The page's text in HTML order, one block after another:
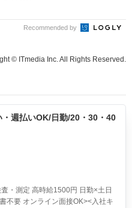
Recommended by
© ITmedia Inc. All Rights Reserved.
週払いOK/日勤/20・30・40
・測定 高時給1500円 日勤×土日
不要 オンライン面接OK><入社キ